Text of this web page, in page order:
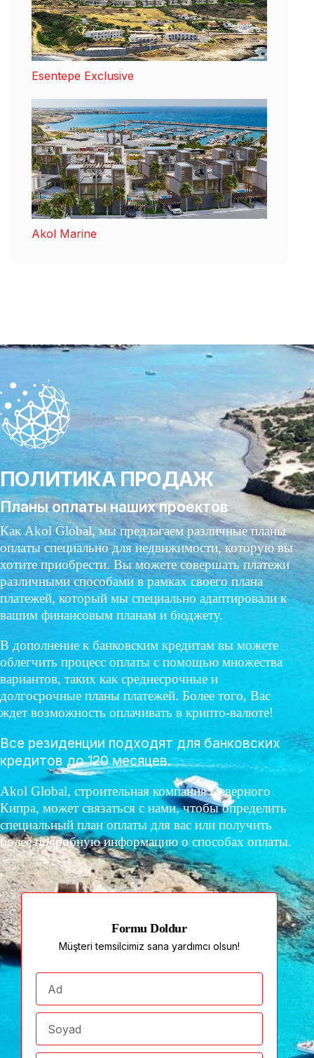
Esentepe Exclusive
Akol Marine
ПОЛИТИКА ПРОДАЖ
Планы оплаты наших проектов
Как Akol Global, мы предлагаем различные планы
оплаты специально для недвижимости, которую вы
хотите приобрести. Вы можете совершать платежи
различными способами в рамках своего плана
платежей, который мы специально адаптировали к
вашим финансовым планам и бюджету.
В дополнение к банковским кредитам вы можете
облегчить процесс оплаты с помощью множества
вариантов, таких как среднесрочные и
долгосрочные планы платежей. Более того, Вас
ждет возможность оплачивать в крипто-валюте!
Все резиденции подходят для банковских
кредитов до 120 месяцев.
Akol Global, строительная компания Северного
Кипра, может связаться с нами, чтобы определить
специальный план оплаты для вас или получить
более подробную информацию о способах оплаты.
Formu Doldur
Müşteri temsilcimiz sana yardımcı olsun!